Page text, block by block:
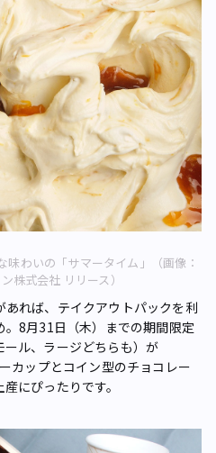
わいの「サマータイム」（画像：
株式会社 リリース）
れば、テイクアウトパックを利
8月31日（木）までの期間限定
ル、ラージどちらも）が
カップとコイン型のチョコレー
にぴったりです。